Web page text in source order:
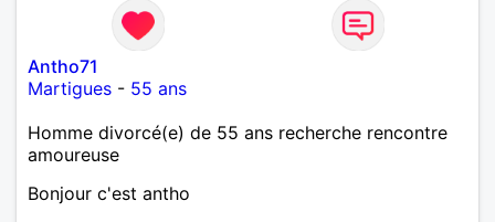
Antho71
Martigues - 55 ans
Homme divorcé(e) de 55 ans recherche rencontre
amoureuse
Bonjour c'est antho